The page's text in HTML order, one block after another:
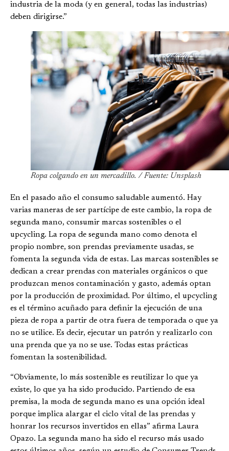
industria de la moda (y en general, todas las industrias)
deben dirigirse.”
Ropa colgando en un mercadillo. / Fuente: Unsplash
En el pasado año el consumo saludable aumentó. Hay
varias maneras de ser partícipe de este cambio, la ropa de
segunda mano, consumir marcas sostenibles o el
upcycling. La ropa de segunda mano como denota el
propio nombre, son prendas previamente usadas, se
fomenta la segunda vida de estas. Las marcas sostenibles se
dedican a crear prendas con materiales orgánicos o que
produzcan menos contaminación y gasto, además optan
por la producción de proximidad. Por último, el upcycling
es el término acuñado para definir la ejecución de una
pieza de ropa a partir de otra fuera de temporada o que ya
no se utilice. Es decir, ejecutar un patrón y realizarlo con
una prenda que ya no se use. Todas estas prácticas
fomentan la sostenibilidad.
“Obviamente, lo más sostenible es reutilizar lo que ya
existe, lo que ya ha sido producido. Partiendo de esa
premisa, la moda de segunda mano es una opción ideal
porque implica alargar el ciclo vital de las prendas y
honrar los recursos invertidos en ellas” afirma Laura
Opazo. La segunda mano ha sido el recurso más usado